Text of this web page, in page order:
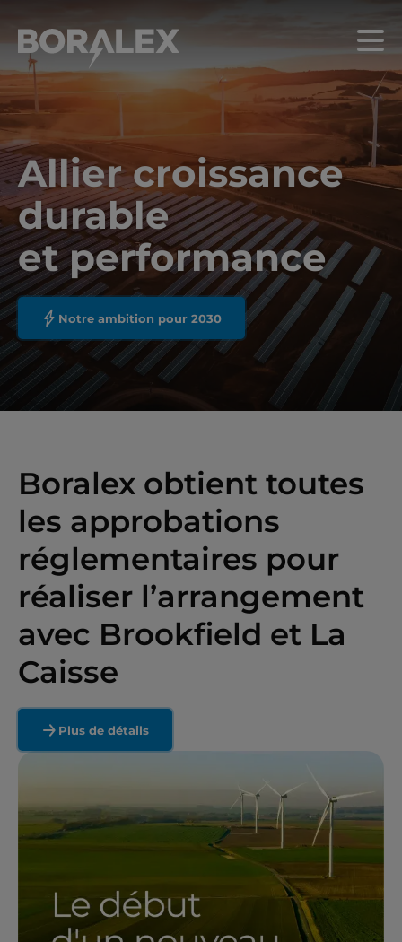
contenu
principal
Menu
Allier croissance
durable
et performance
Notre ambition pour 2030
Boralex obtient toutes
les approbations
réglementaires pour
réaliser l’arrangement
avec Brookfield et La
Caisse
Plus de détails